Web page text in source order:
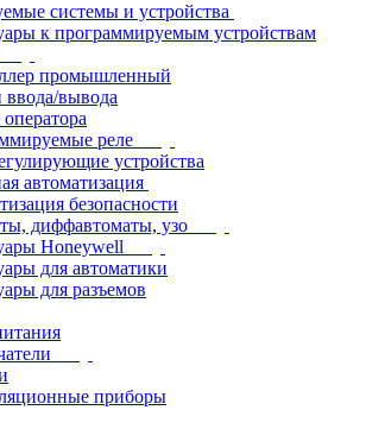
системы и устройства
к программируемым устройствам
промышленный
вывода
реле
устройства
автоматизация
безопасности
диффавтоматы, узо
Honeywell
для автоматики
для разъемов
приборы